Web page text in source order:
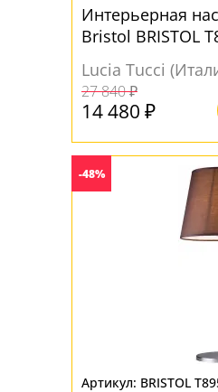
Интерьерная
Bristol BRISTOL
Lucia Tucci
27 840 ₽
14 480 ₽
-48%
BRISTOL